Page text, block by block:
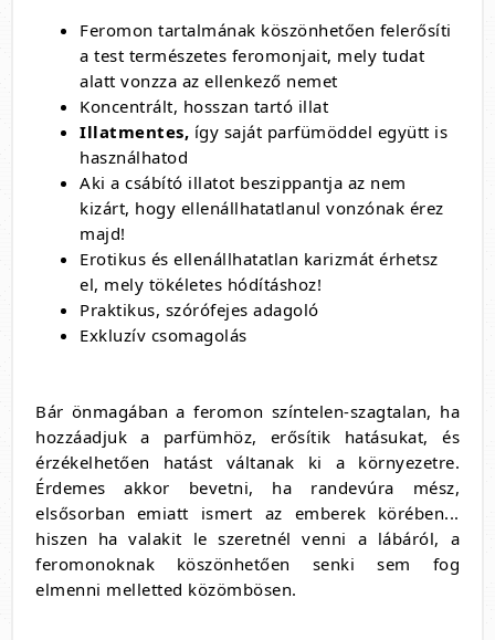
Feromon tartalmának köszönhetően felerősíti
a test természetes feromonjait, mely tudat
alatt vonzza az ellenkező nemet
Koncentrált, hosszan tartó illat
Illatmentes, így saját parfümöddel együtt is
használhatod
Aki a csábító illatot beszippantja az nem
kizárt, hogy ellenállhatatlanul vonzónak érez
majd!
Erotikus és ellenállhatatlan karizmát érhetsz
el, mely tökéletes hódításhoz!
Praktikus, szórófejes adagoló
Exkluzív csomagolás
Bár önmagában a feromon színtelen-szagtalan, ha
hozzáadjuk a parfümhöz, erősítik hatásukat, és
érzékelhetően hatást váltanak ki a környezetre.
Érdemes akkor bevetni, ha randevúra mész,
elsősorban emiatt ismert az emberek körében...
hiszen ha valakit le szeretnél venni a lábáról, a
feromonoknak köszönhetően senki sem fog
elmenni melletted közömbösen.